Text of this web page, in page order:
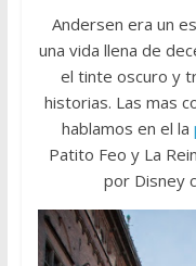
Andersen era un
una vida llena de
el tinte oscuro y
historias. Las mas
hablamos en el la
Patito Feo y La
por Disney